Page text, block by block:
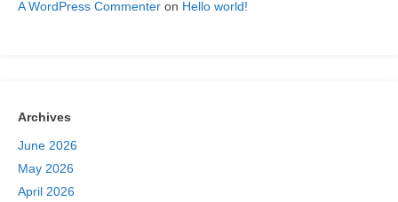
A WordPress Commenter on Hello world!
Archives
June 2026
May 2026
April 2026